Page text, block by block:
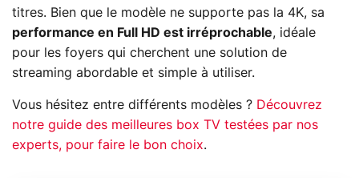
titres. Bien que le modèle ne supporte pas la 4K, sa
performance en Full HD est irréprochable, idéale
pour les foyers qui cherchent une solution de
streaming abordable et simple à utiliser.
Vous hésitez entre différents modèles ? Découvrez
notre guide des meilleures box TV testées par nos
experts, pour faire le bon choix.